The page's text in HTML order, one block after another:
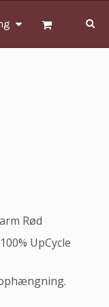
Rød
UpCycle